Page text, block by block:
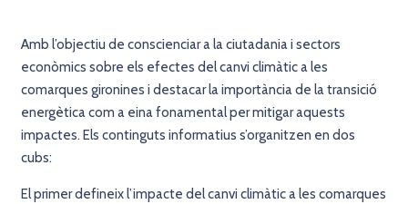
Amb l’objectiu de conscienciar a la ciutadania i sectors
econòmics sobre els efectes del canvi climàtic a les
comarques gironines i destacar la importància de la transició
energètica com a eina fonamental per mitigar aquests
impactes. Els continguts informatius s’organitzen en dos
cubs:
El primer defineix l’impacte del canvi climàtic a les comarques